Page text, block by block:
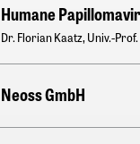
Humane
Dr. Florian Kaatz, Univ.-
Neoss GmbH